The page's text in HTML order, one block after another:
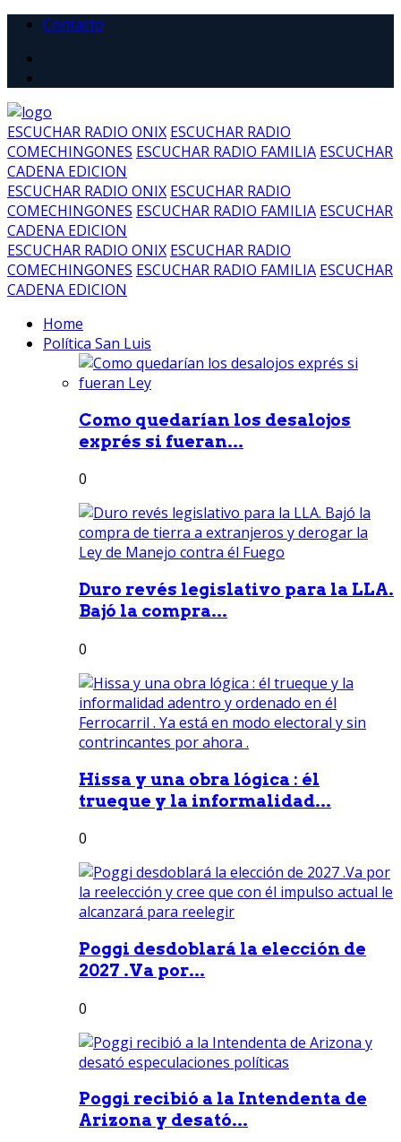
Contacto
ESCUCHAR RADIO ONIX ESCUCHAR RADIO
COMECHINGONES ESCUCHAR RADIO FAMILIA ESCUCHAR
CADENA EDICION
ESCUCHAR RADIO ONIX ESCUCHAR RADIO
COMECHINGONES ESCUCHAR RADIO FAMILIA ESCUCHAR
CADENA EDICION
ESCUCHAR RADIO ONIX ESCUCHAR RADIO
COMECHINGONES ESCUCHAR RADIO FAMILIA ESCUCHAR
CADENA EDICION
Home
Política San Luis
Como quedarían los desalojos
exprés si fueran...
0
Duro revés legislativo para la LLA.
Bajó la compra...
0
Hissa y una obra lógica : él
trueque y la informalidad...
0
Poggi desdoblará la elección de
2027 .Va por...
0
Poggi recibió a la Intendenta de
Arizona y desató...